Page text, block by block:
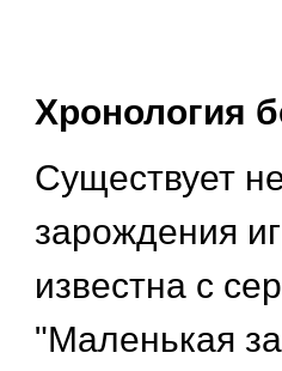
Хронология
Существует
зарождения
известна с
"Маленькая